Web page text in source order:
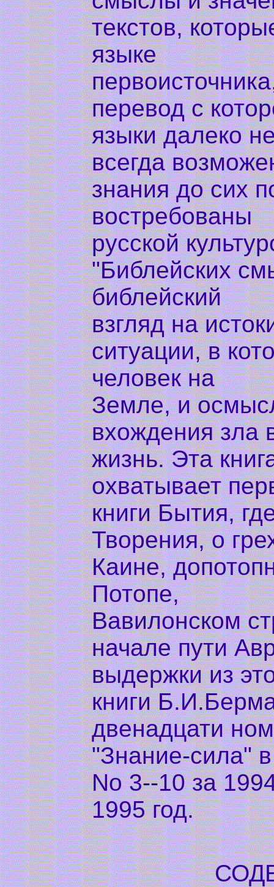
текстов,
языке
перевод с
языки далеко
всегда
знания до сих
востребованы
русской
"Библейских
библейский
взгляд на
ситуации, в
человек на
Земле, и
вхождения зла
жизнь. Эта
охватывает
книги Бытия,
Творения, о
Каине,
Потопе,
Вавилонском
начале пути
выдержки из
книги
двенадцати
"Знание-сила" в
No 3--10 за
1995 год.